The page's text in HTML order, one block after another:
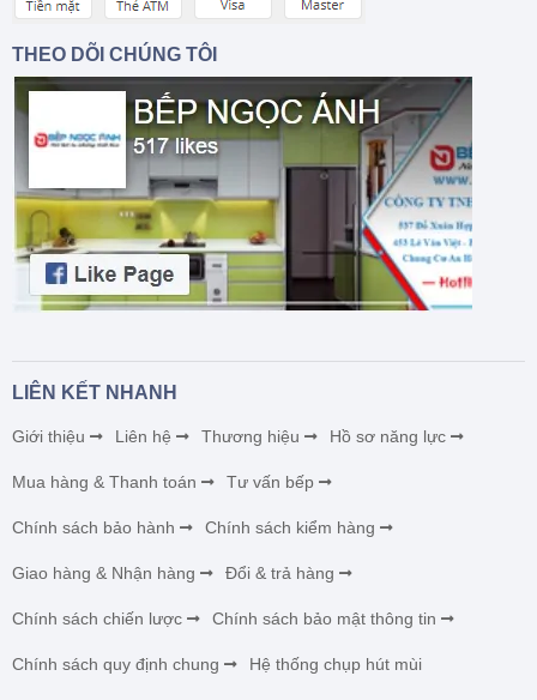
THEO DÕI CHÚNG TÔI
LIÊN KẾT NHANH
Giới thiệu Liên hệ Thương hiệu Hồ sơ năng lực
Mua hàng & Thanh toán Tư vấn bếp
Chính sách bảo hành Chính sách kiểm hàng
Giao hàng & Nhận hàng Đổi & trả hàng
Chính sách chiến lược Chính sách bảo mật thông tin
Chính sách quy định chung Hệ thống chụp hút mùi